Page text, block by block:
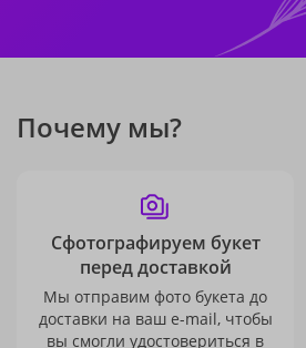
Почему мы?
Сфотографируем букет
перед доставкой
Мы отправим фото букета до
доставки на ваш e-mail, чтобы
вы смогли удостовериться в